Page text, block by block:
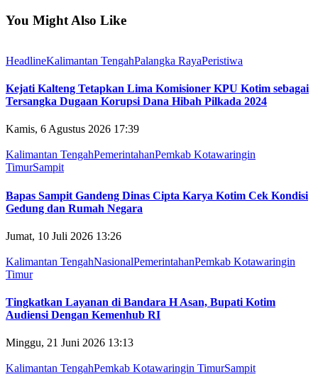
You Might Also Like
HeadlineKalimantan TengahPalangka RayaPeristiwa
Kejati Kalteng Tetapkan Lima Komisioner KPU Kotim sebagai
Tersangka Dugaan Korupsi Dana Hibah Pilkada 2024
Kamis, 6 Agustus 2026 17:39
Kalimantan TengahPemerintahanPemkab Kotawaringin
TimurSampit
Bapas Sampit Gandeng Dinas Cipta Karya Kotim Cek Kondisi
Gedung dan Rumah Negara
Jumat, 10 Juli 2026 13:26
Kalimantan TengahNasionalPemerintahanPemkab Kotawaringin
Timur
Tingkatkan Layanan di Bandara H Asan, Bupati Kotim
Audiensi Dengan Kemenhub RI
Minggu, 21 Juni 2026 13:13
Kalimantan TengahPemkab Kotawaringin TimurSampit